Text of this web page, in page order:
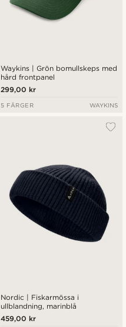
Waykins | Grön bomullskeps med
hård frontpanel
299,00 kr
5 FÄRGER WAYKINS
Nordic | Fiskarmössa i
ullblandning, marinblå
459,00 kr